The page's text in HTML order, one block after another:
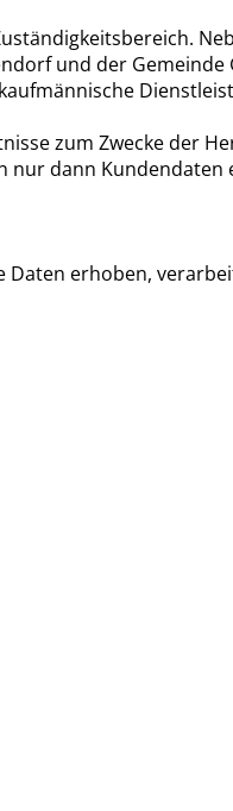
und der
zum Zwecke der
nur dann
erhoben,